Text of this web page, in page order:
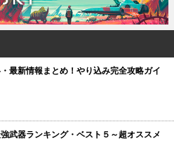
最新情報まとめ！やり込み完全攻略ガイ
強武器ランキング・ベスト５～超オススメ